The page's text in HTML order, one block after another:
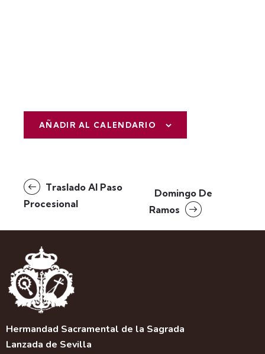
AÑADIR AL CALENDARIO
N
a
e
a
c
i
ó
n
d
e
Traslado Al Paso
Procesional
Domingo De
Ramos
Hermandad Sacramental de la Sagrada
Lanzada de Sevilla